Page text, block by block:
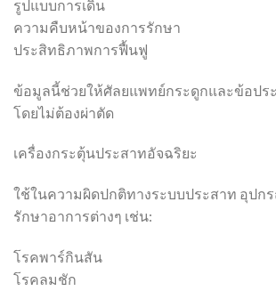
รูปแบบการเดิน
ความคืบหน้าของการรักษา
ประสิทธิภาพการฟื้นฟู
ข้อมูลนี้ช่วยให้ศัลยแพทย์กระดูกและข้อปร
โดยไม่ต้องผ่าตัด
เครื่องกระตุ้นประสาทอัจฉริยะ
ใช้ในความผิดปกติทางระบบประสาท อุปก
รักษาอาการต่างๆ เช่น:
โรคพาร์กินสัน
โรคลมชัก